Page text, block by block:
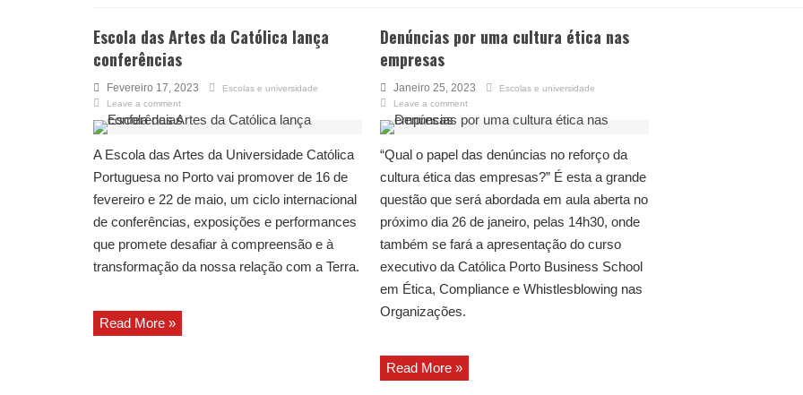
Escola das Artes da Católica lança
conferências
Fevereiro 17, 2023
Escolas e universidade
Leave a comment
A Escola das Artes da Universidade Católica
Portuguesa no Porto vai promover de 16 de
fevereiro e 22 de maio, um ciclo internacional
de conferências, exposições e performances
que promete desafiar à compreensão e à
transformação da nossa relação com a Terra.
Read More »
Denúncias por uma cultura ética nas
empresas
Janeiro 25, 2023
Escolas e universidade
Leave a comment
“Qual o papel das denúncias no reforço da
cultura ética das empresas?” É esta a grande
questão que será abordada em aula aberta no
próximo dia 26 de janeiro, pelas 14h30, onde
também se fará a apresentação do curso
executivo da Católica Porto Business School
em Ética, Compliance e Whistlesblowing nas
Organizações.
Read More »